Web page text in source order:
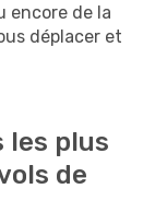
encore de la
déplacer et
les plus
de